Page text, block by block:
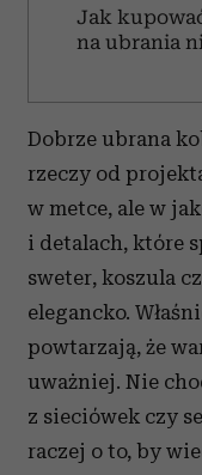
Jak
na ubrania
Dobrze ubrana
rzeczy od
w metce, ale w
i detalach, które
sweter, koszula
elegancko.
powtarzają, że
uważniej. Nie
z sieciówek czy
raczej o to, by